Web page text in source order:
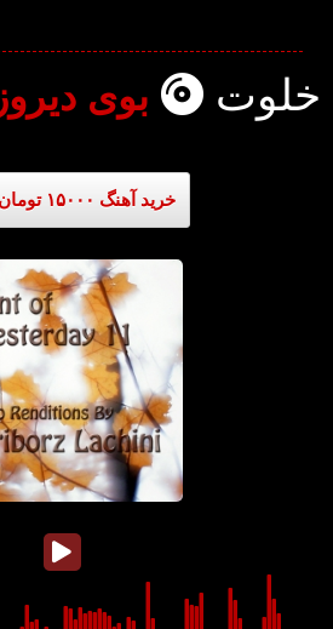
خلوت بوی دیروز ۱۱
خرید آهنگ ۱۵۰۰۰ تومان